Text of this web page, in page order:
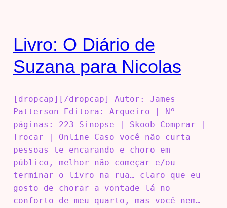
Livro: O Diário de
Suzana para Nicolas
[dropcap][/dropcap] Autor: James
Patterson Editora: Arqueiro | Nº
páginas: 223 Sinopse | Skoob Comprar |
Trocar | Online Caso você não curta
pessoas te encarando e choro em
público, melhor não começar e/ou
terminar o livro na rua… claro que eu
gosto de chorar a vontade lá no
conforto de meu quarto, mas você nem…